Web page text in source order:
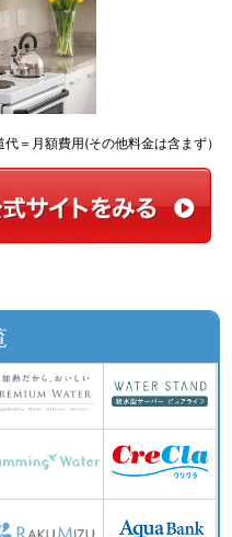
＝月額費用(その他料金は含まず）